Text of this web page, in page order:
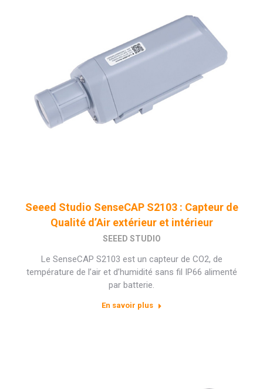
Seeed Studio SenseCAP S2103 : Capteur de
Qualité d’Air extérieur et intérieur
SEEED STUDIO
Le SenseCAP S2103 est un capteur de CO2, de
température de l’air et d’humidité sans fil IP66 alimenté
par batterie.
En savoir plus